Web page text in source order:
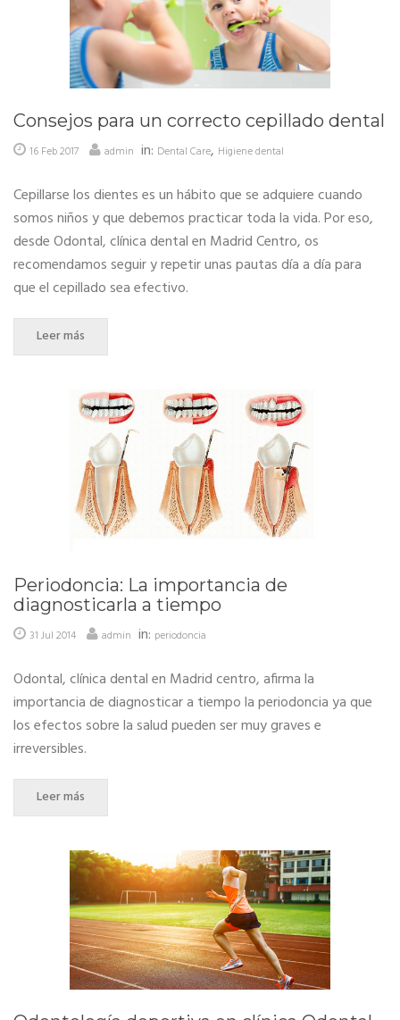
Consejos para un correcto cepillado dental
16 Feb 2017 admin in: Dental Care, Higiene dental
Cepillarse los dientes es un hábito que se adquiere cuando
somos niños y que debemos practicar toda la vida. Por eso,
desde Odontal, clínica dental en Madrid Centro, os
recomendamos seguir y repetir unas pautas día a día para
que el cepillado sea efectivo.
Leer más
Periodoncia: La importancia de
diagnosticarla a tiempo
31 Jul 2014 admin in: periodoncia
Odontal, clínica dental en Madrid centro, afirma la
importancia de diagnosticar a tiempo la periodoncia ya que
los efectos sobre la salud pueden ser muy graves e
irreversibles.
Leer más